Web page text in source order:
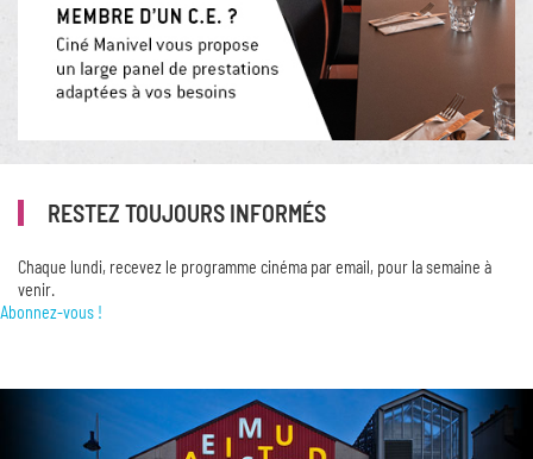
RESTEZ TOUJOURS INFORMÉS
Chaque lundi, recevez le programme cinéma par email, pour la semaine à
venir.
Abonnez-vous !